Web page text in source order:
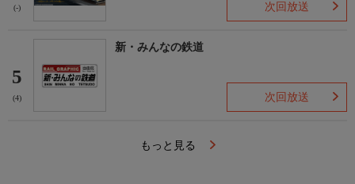
(-) 次回放送
5
(4)
新・みんなの鉄道
次回放送
もっと見る